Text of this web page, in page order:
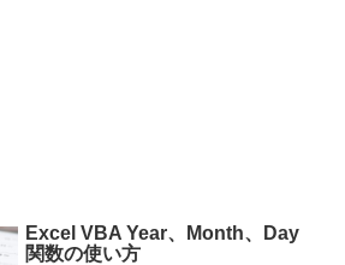
Excel VBA Year、Month、Day
関数の使い方